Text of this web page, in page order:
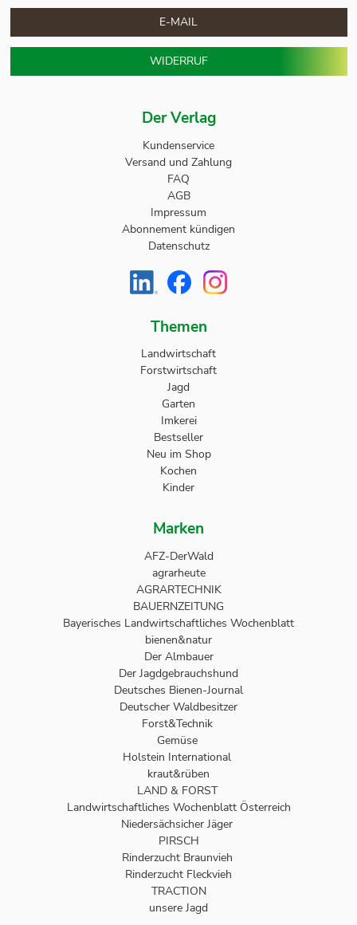
Der Verlag
Kundenservice
Versand und Zahlung
FAQ
AGB
Impressum
Abonnement kündigen
Datenschutz
Themen
Landwirtschaft
Forstwirtschaft
Jagd
Garten
Imkerei
Bestseller
Neu im Shop
Kochen
Kinder
Marken
AFZ-DerWald
agrarheute
AGRARTECHNIK
BAUERNZEITUNG
Bayerisches Landwirtschaftliches Wochenblatt
bienen&natur
Der Almbauer
Der Jagdgebrauchshund
Deutsches Bienen-Journal
Deutscher Waldbesitzer
Forst&Technik
Gemüse
Holstein International
kraut&rüben
LAND & FORST
Landwirtschaftliches Wochenblatt Österreich
Niedersächsicher Jäger
PIRSCH
Rinderzucht Braunvieh
Rinderzucht Fleckvieh
TRACTION
unsere Jagd
E-MAIL
WIDERRUF